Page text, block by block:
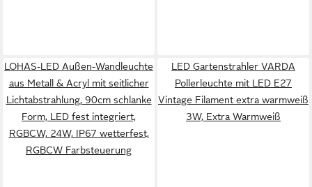
LOHAS-LED Außen-Wandleuchte
aus Metall & Acryl mit seitlicher
Lichtabstrahlung, 90cm schlanke
Form, LED fest integriert,
RGBCW, 24W, IP67 wetterfest,
RGBCW Farbsteuerung
LED Gartenstrahler VARDA
Pollerleuchte mit LED E27
Vintage Filament extra warmweiß
3W, Extra Warmweiß